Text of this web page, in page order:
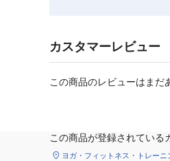
カスタマーレビュー
この商品のレビューはまだ
この商品が登録されている
ヨガ・フィットネス・トレーニ